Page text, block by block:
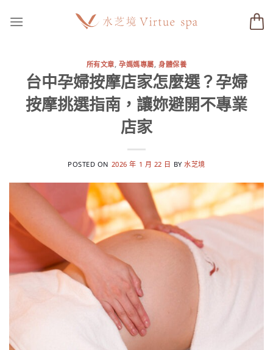
所有文章,孕媽媽專屬,身體保養
台中孕婦按摩店家怎麼選？孕婦
按摩挑選指南，讓妳避開不專業
店家
POSTED ON 2026 年 1 月 22 日 BY水芝境